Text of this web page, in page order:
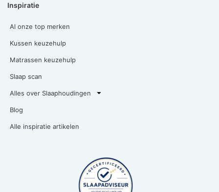
Inspiratie
Al onze top merken
Kussen keuzehulp
Matrassen keuzehulp
Slaap scan
Alles over Slaaphoudingen
Blog
Alle inspiratie artikelen